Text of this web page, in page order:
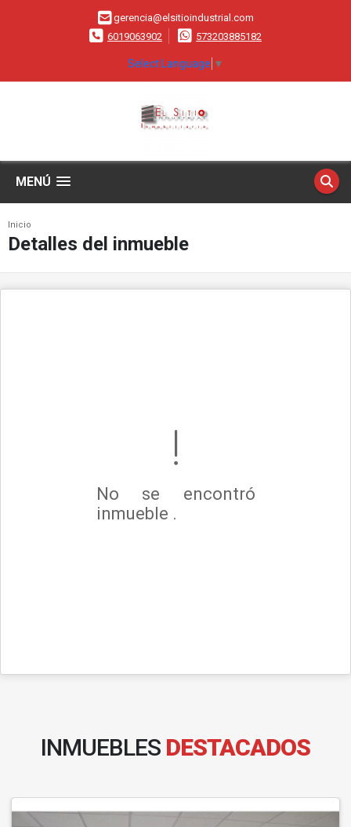
gerencia@elsitioindustrial.com
6019063902
573203885182
Select Language ▼
MENÚ
Inicio
Detalles del inmueble
No se encontró
inmueble .
INMUEBLES DESTACADOS